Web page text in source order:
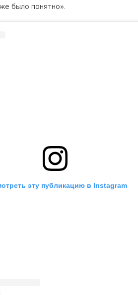
было понятно».
эту публикацию в Instagram